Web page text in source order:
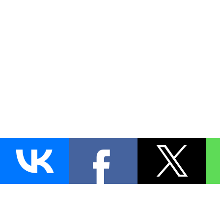
AUTO BLOKIRATOR
+7 (495) 255-04-60 ПОИСК ЗАМКА УСТАНОВКА